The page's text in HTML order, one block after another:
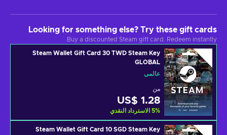
Looking for something else? Try these gift cards
Buy a discounted Steam gift card. Redeem instantly.
Steam Wallet Gift Card 30 TWD Steam Key
GLOBAL
عالمي
من
US$ 1.28
5% الاسترداد النقدي
Steam Wallet Gift Card 10 SGD Steam Key